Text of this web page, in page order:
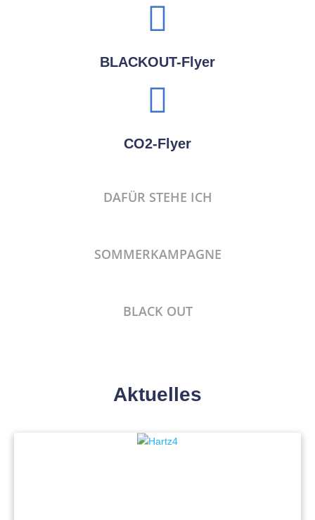
BLACKOUT-Flyer
CO2-Flyer
DAFÜR STEHE ICH
SOMMERKAMPAGNE
BLACK OUT
Aktuelles